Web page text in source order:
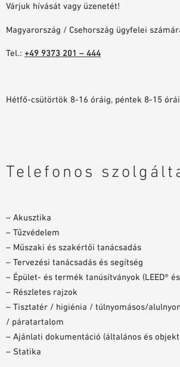
Várjuk hívását vagy üzenetét!
Magyarország / Csehország ügyfelei
Tel.: +49 9373 201 – 444
Hétfő-csütörtök 8-16 óráig, péntek 8-15
Telefonos
– Akusztika
– Tűzvédelem
– Műszaki és szakértői tanácsadás
– Tervezési tanácsadás és segítség
– Épület- és termék tanúsítványok (LEED® és
– Részletes rajzok
– Tisztatér / higiénia / túlnyomásos/
/ páratartalom
– Ajánlati dokumentáció (általános és
– Statika